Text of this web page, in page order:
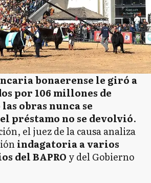
bonaerense le giró a
por 106 millones de
obras nunca se
préstamo no se devolvió.
el juez de la causa analiza
indagatoria a varios
del BAPRO y del Gobierno